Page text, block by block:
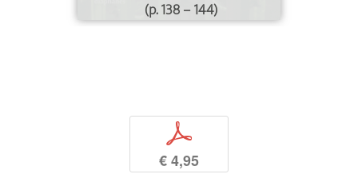
(p. 138 – 144)
p
€ 4,95